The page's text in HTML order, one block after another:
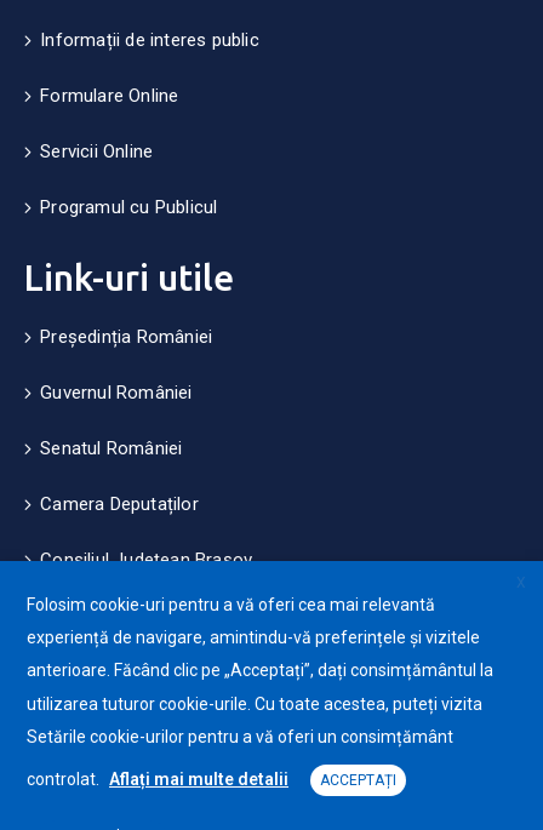
Informații de interes public
Formulare Online
Servicii Online
Programul cu Publicul
Link-uri utile
Președinția României
Guvernul României
Senatul României
Camera Deputaților
Consiliul Județean Brașov
Măsuri de mediu și climă
Protecția datelor cu caracter personale (GDPR)
Politica de utilizare a Cookie-urilor
X
Folosim cookie-uri pentru a vă oferi cea mai relevantă
experiență de navigare, amintindu-vă preferințele și vizitele
anterioare. Făcând clic pe „Acceptați”, dați consimțământul la
utilizarea tuturor cookie-urile. Cu toate acestea, puteți vizita
Setările cookie-urilor pentru a vă oferi un consimțământ
controlat. Aflați mai multe detalii ACCEPTAȚI